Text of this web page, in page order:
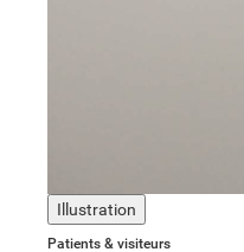
Illustration
Patients & visiteurs